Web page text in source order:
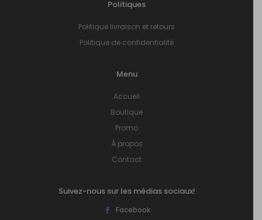
Politiques
Politique livraison et retours
Politique de confidentialité
Menu
Accueil
Boutique
Promo
À propos
Contact
Suivez-nous sur les médias sociaux!
Facebook